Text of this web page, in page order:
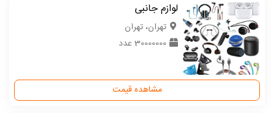
لوازم جانبی
تهران، تهران
30000000 عدد
مشاهده قیمت